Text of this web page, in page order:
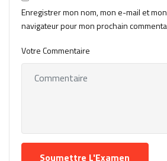
Enregistrer mon nom, mon e-mail et
navigateur pour mon prochain
Votre Commentaire